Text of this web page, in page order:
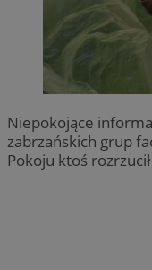
Niepokojące
zabrzańskich grup
Pokoju ktoś